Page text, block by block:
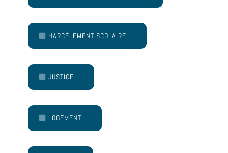
HARCÈLEMENT SCOLAIRE
JUSTICE
LOGEMENT